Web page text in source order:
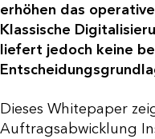
erhöhen das
Klassische
liefert jedoch keine
Dieses Whitepaper
Auftragsabwicklung